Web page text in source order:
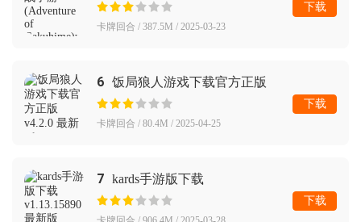
卡牌回合 / 387.5M / 2025-03-23
下载
6 饭局狼人游戏下载官方正版
卡牌回合 / 80.4M / 2025-04-25
下载
7 kards手游版下载
下载